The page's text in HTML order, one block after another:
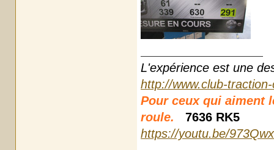
L'expérience est une
http://www.club-
Pour ceux qui aiment
roule.
7636 RK5
https://youtu.be/